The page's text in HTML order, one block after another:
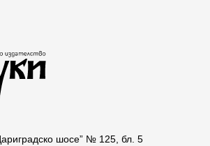
шосе” № 125, бл. 5